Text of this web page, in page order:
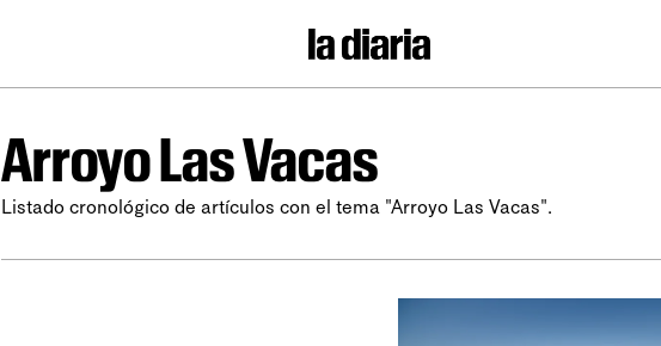
Arroyo Las Vacas
Listado cronológico de artículos con el tema "Arroyo Las Vacas".